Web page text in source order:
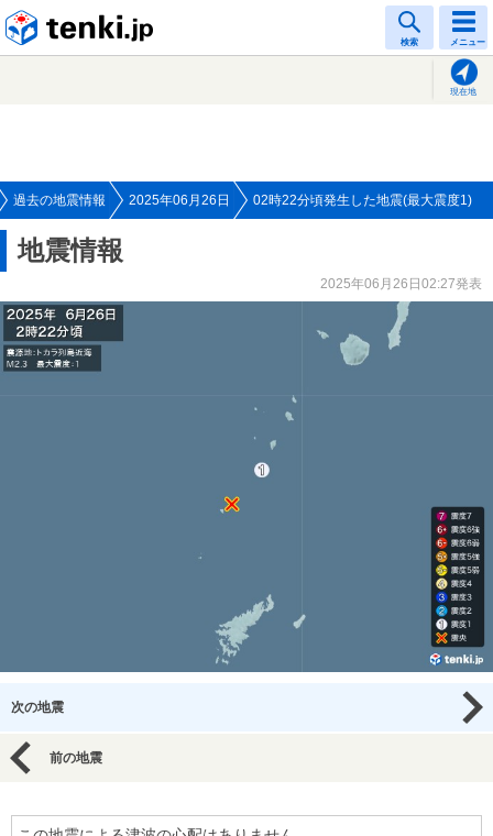
検索 メニュー
現在地
過去の地震情報 2025年06月26日 02時22分頃発生した地震(最大震度1)
地震情報
2025年06月26日02:27発表
次の地震
前の地震